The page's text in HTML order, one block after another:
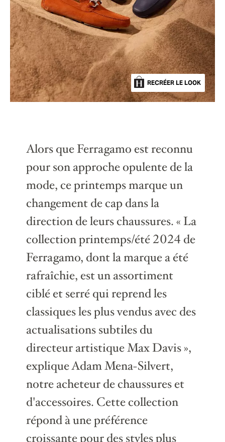
RECRÉER LE LOOK
Alors que Ferragamo est reconnu
pour son approche opulente de la
mode, ce printemps marque un
changement de cap dans la
direction de leurs chaussures. « La
collection printemps/été 2024 de
Ferragamo, dont la marque a été
rafraîchie, est un assortiment
ciblé et serré qui reprend les
classiques les plus vendus avec des
actualisations subtiles du
directeur artistique Max Davis »,
explique Adam Mena-Silvert,
notre acheteur de chaussures et
d'accessoires. Cette collection
répond à une préférence
croissante pour des styles plus